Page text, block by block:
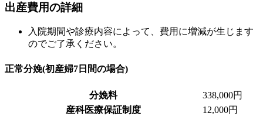
出産費用の詳細
入院期間や診療内容によって、費用に増減が生じます
のでご了承ください。
正常分娩(初産婦7日間の場合)
分娩料
338,000円
産科医療保証制度
12,000円